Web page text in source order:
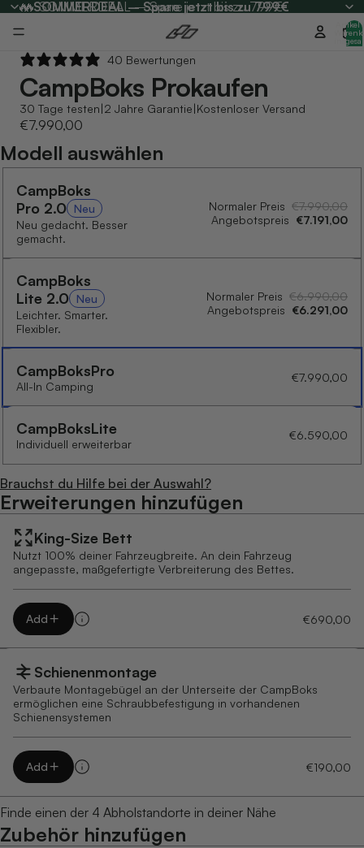
🔥SOMMERDEAL – Spare jetzt bis zu 799€
🔥 SOMMERDEAL – Spare jetzt bis zu 799€
Artikel
0
CampBoks Pro €7.990,00
Kostenloser Versand am 15. August 2026
40 Bewertungen
CampBoks Prokaufen
30 Tage testen|2 Jahre Garantie|Kostenloser Versand
€7.990,00
Modell auswählen
CampBoks
Pro 2.0
Neu
Neu gedacht. Besser
gemacht.
Normaler Preis €7.990,00
Angebotspreis €7.191,00
CampBoks
Lite 2.0
Neu
Leichter. Smarter.
Flexibler.
Normaler Preis €6.990,00
Angebotspreis €6.291,00
CampBoksPro
All-In Camping
€7.990,00
CampBoksLite
Individuell erweiterbar
€6.590,00
Brauchst du Hilfe bei der Auswahl?
Erweiterungen hinzufügen
King-Size Bett
Nutzt 100% deiner Fahrzeugbreite. An dein Fahrzeug
angepasste, maßgefertigte Verbreiterung des Bettes.
Add €690,00
Schienenmontage
Verbaute Montagebügel an der Unterseite der CampBoks
ermöglichen eine Schraubbefestigung in vorhandenen
Schienensystemen
Add €190,00
Finde einen der 4 Abholstandorte in deiner Nähe
Zubehör hinzufügen